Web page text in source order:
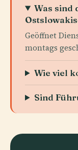
Was sind
Geöffnet
montags
Wie viel
Sind